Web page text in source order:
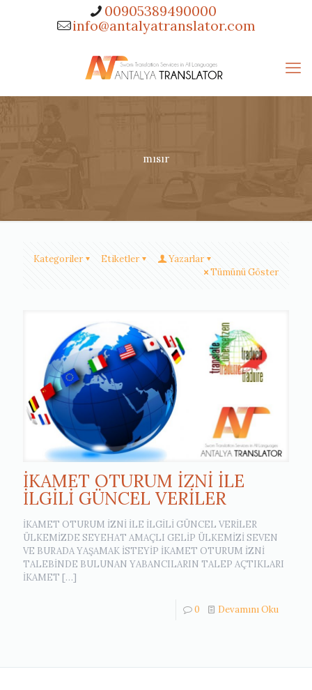
00905389490000
info@antalyatranslator.com
mısır
Kategoriler Etiketler
Yazarlar
Tümünü Göster
İKAMET OTURUM İZNİ İLE
İLGİLİ GÜNCEL VERİLER
İKAMET OTURUM İZNİ İLE İLGİLİ GÜNCEL VERİLER
ÜLKEMİZDE SEYEHAT AMAÇLI GELİP ÜLKEMİZİ SEVEN
VE BURADA YAŞAMAK İSTEYİP İKAMET OTURUM İZNİ
TALEBİNDE BULUNAN YABANCILARIN TALEP AÇTIKLARI
İKAMET […]
0 Devamını Oku